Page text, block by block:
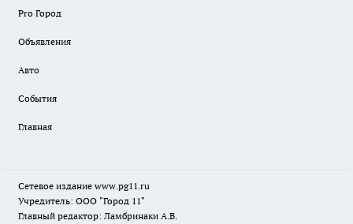
Pro Город
Объявления
Авто
События
Главная
Сетевое издание www.pg11.ru
Учредитель: ООО "Город 11"
Главный редактор: Ламбринаки А.В.